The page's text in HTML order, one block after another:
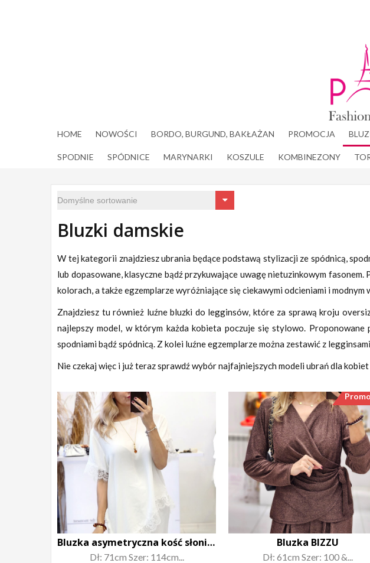
HOME NOWOŚCI BORDO, BURGUND, BAKŁAŻAN PROMOCJA
SPODNIE SPÓDNICE MARYNARKI KOSZULE KOMBINEZONY
Bluzki damskie
W tej kategorii znajdziesz ubrania będące podstawą stylizacji ze spódnicą,
lub dopasowane, klasyczne bądź przykuwające uwagę nietuzinkowym
kolorach, a także egzemplarze wyróżniające się ciekawymi odcieniami i modnym
Znajdziesz tu również luźne bluzki do legginsów, które za sprawą kroju
najlepszy model, w którym każda kobieta poczuje się stylowo.
spodniami bądź spódnicą. Z kolei luźne egzemplarze można zestawić z
Nie czekaj więc i już teraz sprawdź wybór najfajniejszych modeli ubrań dla
Bluzka asymetryczna kość słoniowa
Dł: 71cm Szer: 114cm...
Bluzka BIZZU
Dł: 61cm Szer: 100 &...